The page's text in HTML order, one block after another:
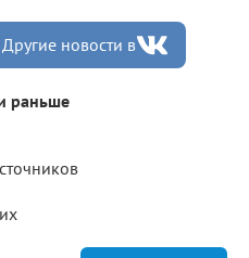
Другие новости в
раньше